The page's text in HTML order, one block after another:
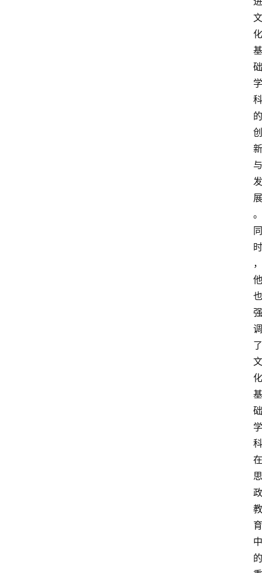
文
化
基
础
学
科
的
创
新
与
发
展
。
同
时
，
他
也
强
调
了
文
化
基
础
学
科
在
思
政
教
育
中
的